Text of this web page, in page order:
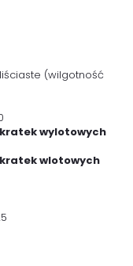
(wilgotność
wylotowych
wlotowych